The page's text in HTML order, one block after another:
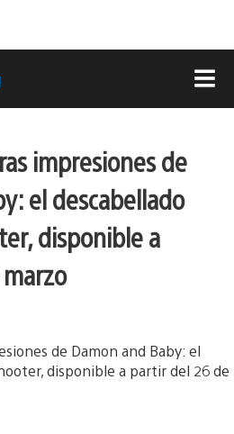
impresiones de
el descabellado
disponible a